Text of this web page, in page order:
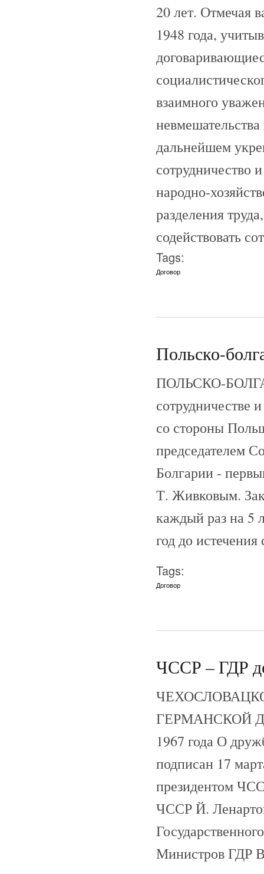
20 лет. Отмечая
1948 года,
взаимного
дальнейшем
сотрудничество
народно-
разделения
содействовать
Tags:
Договор
Польско-
ПОЛЬСКО-
сотрудничестве
со стороны
председателем
Болгарии -
Т. Живковым.
каждый раз на 5
год до истечения
Tags:
Договор
ЧССР – ГДР
ГЕРМАНСКОЙ
1967 года О
подписан 17
президентом
ЧССР Й.
Министров ГДР